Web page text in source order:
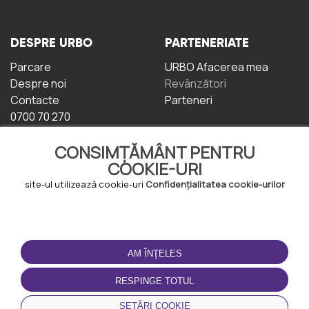
CONSIMȚĂMÂNT PENTRU
COOKIE-URI
site-ul utilizează cookie-uri Confidențialitatea cookie-urilor
AM ÎNŢELES
RESPINGE TOTUL
SETĂRI COOKIE
DESPRE URBO
Parcare
Despre noi
Contacte
0700 70 270
PARTENERIATE
URBO Afacerea mea
Revânzători
Parteneri
TERMENI DE UTILIZARE
Termeni și condiții
Politica de
Confidențialitate
Politica de cookie-uri
DESCĂRCAȚI
APLICAȚIA